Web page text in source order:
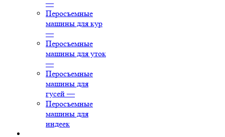
—
Перосъемные
машины для кур
—
Перосъемные
машины для уток
—
Перосъемные
машины для
гусей —
Перосъемные
машины для
индеек